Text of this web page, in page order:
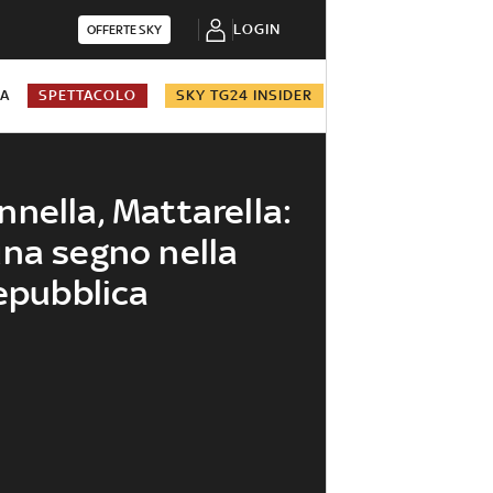
OFFERTE SKY LOGIN
SPETTACOLO SKY TG24 INSIDER
Mattarella:
segno nella